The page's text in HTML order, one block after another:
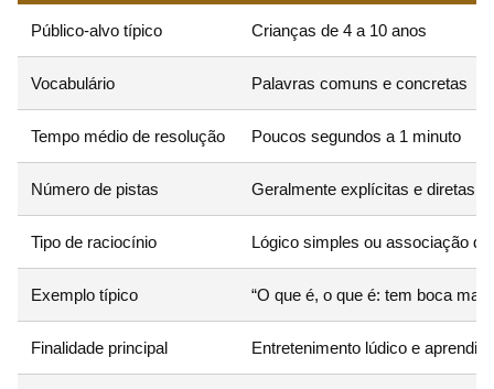
Público-alvo típico Crianças de 4 a 10 anos
Vocabulário Palavras comuns e concretas
Tempo médio de resolução Poucos segundos a 1 minuto
Número de pistas Geralmente explícitas e diretas
Tipo de raciocínio Lógico simples ou associação
Exemplo típico “O que é, o que é: tem boca
Finalidade principal Entretenimento lúdico e